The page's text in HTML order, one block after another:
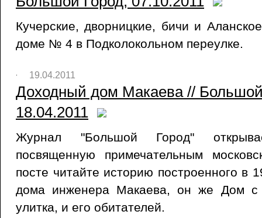
Кучерские, дворницкие, бичи и
доме № 4 в Подколокольном переулке.
19.04.2011
Доходный дом Макаева //
18.04.2011
Журнал "Большой Город"
посвященную примечательным
посте читайте историю построенного в
дома инженера Макаева, он же Дом
улитка, и его обитателей.